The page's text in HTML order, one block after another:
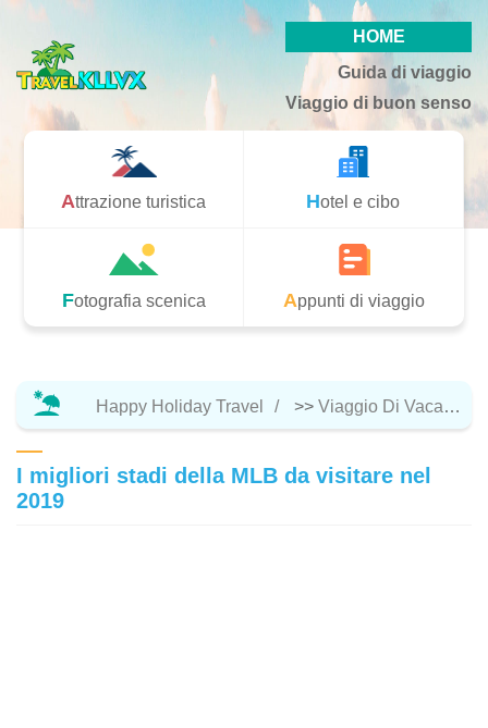
HOME
Guida di viaggio
Viaggio di buon senso
Attrazione turistica Hotel e cibo
Fotografia scenica Appunti di viaggio
Happy Holiday Travel >> Viaggio Di Vacanza
I migliori stadi della MLB da visitare nel
2019